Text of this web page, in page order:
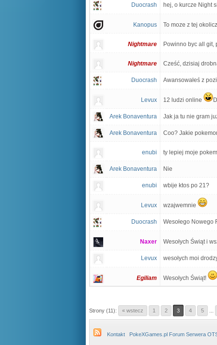
Duocrash hej, o kurcze Night
Kanopus To moze z tej
Nightmare Powinno byc all
Nightmare Cześć, dzisiaj
Duocrash Awansowałeś z
Levux 12 ludzi online D
Arek Bonaventura Jak ja tu nie gram
Arek Bonaventura Coo? Jakie
enubi ty lepiej moje
Arek Bonaventura Nie
enubi wbije ktos po 21?
Levux wzajwemnie
Duocrash Wesołego Nowego
Naxer Wesołych Świąt i
Levux wesołych moi
Egiliam Wesołych Świąt!
Strony (11): « wstecz 1 2 3 4 5
Kontakt PokeXGames.pl Forum Serwera